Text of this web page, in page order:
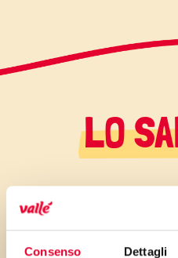
Consenso Dettagli
LO
La
tradizionale